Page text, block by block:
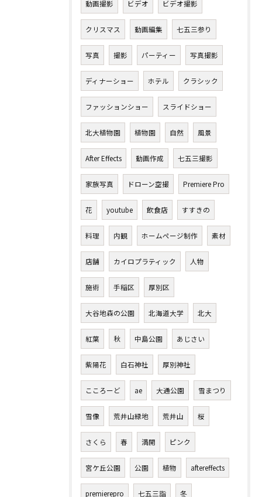
動画撮影 ビデオ ビデオ撮影
クリスマス 動画編集 七五三参り
写真 撮影 パーティー 写真撮影
ディナーショー ホテル クラシック
ファッションショー スライドショー
北大植物園 植物園 自然 風景
After Effects 動画作成 七五三撮影
家族写真 ドローン空撮 Premiere Pro
花 youtube 飲食店 すすきの
料理 内観 ホームページ制作 素材
店舗 カイロプラティック 人物
施術 手稲区 厚別区
大谷地森の公園 北海道大学 北大
紅葉 秋 中島公園 あじさい
紫陽花 白石神社 厚別神社
こころーど ae 大通公園 雪まつり
雪像 荒井山緑地 荒井山 桜
さくら 春 満開 ピンク
宮ケ丘公園 公園 植物 aftereffects
premierepro 七五三詣 冬